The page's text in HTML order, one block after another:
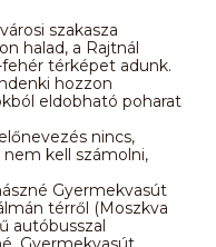
szakasza
halad, a Rajtnál
térképet adunk.
hozzon
eldobható poharat
nincs,
kell számolni,
Gyermekvasút
térről (Moszkva
autóbusszal